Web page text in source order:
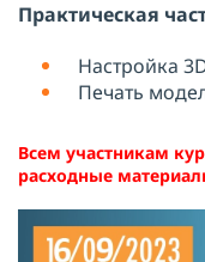
Практическая
Настройка
Печать
Всем участникам
расходные